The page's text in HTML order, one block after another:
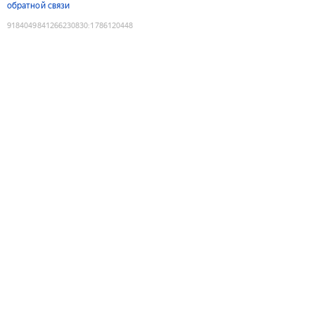
обратной связи
9184049841266230830:1786120448